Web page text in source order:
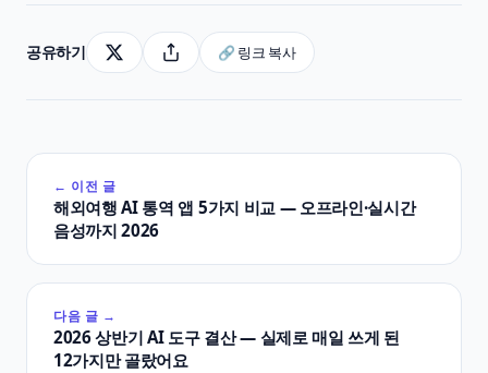
공유하기 🔗 링크 복사
← 이전 글
해외여행 AI 통역 앱 5가지 비교 — 오프라인·실시간
음성까지 2026
다음 글 →
2026 상반기 AI 도구 결산 — 실제로 매일 쓰게 된
12가지만 골랐어요